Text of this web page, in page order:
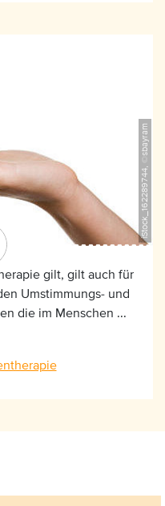
iStock_162289744, ©sbayram
gilt, gilt auch für
Umstimmungs- und
die im Menschen ...